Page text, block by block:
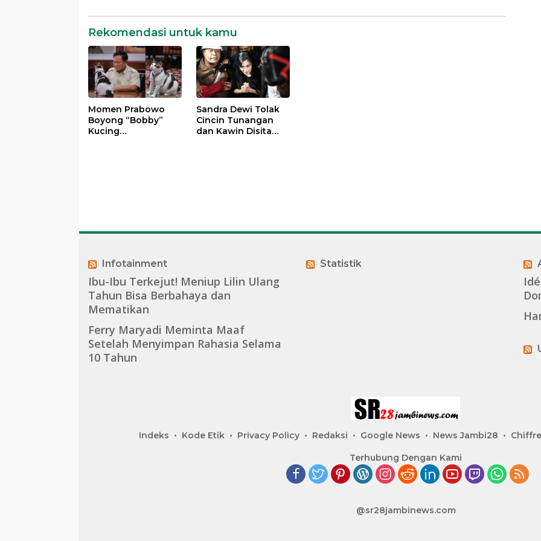
Rekomendasi untuk kamu
Momen Prabowo
Boyong “Bobby”
Kucing
Sandra Dewi Tolak
Cincin Tunangan
dan Kawin Disita
Infotainment
Ibu-Ibu Terkejut! Meniup Lilin Ulang
Tahun Bisa Berbahaya dan
Mematikan
Ferry Maryadi Meminta Maaf
Setelah Menyimpan Rahasia Selama
10 Tahun
Statistik
Indeks Kode Etik Privacy Policy Redaksi Google News News Jambi28
Terhubung Dengan Kami
@sr28jambinews.com